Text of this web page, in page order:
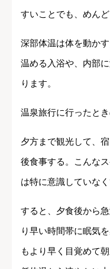
すいことでも、めん
深部体温は体を動か
温める入浴や、内部
ります。
温泉旅行に行ったと
夕方まで観光して、
後食事する。こんな
は特に意識していな
すると、夕食後から
り早い時間帯に眠気
もより早く目覚めて